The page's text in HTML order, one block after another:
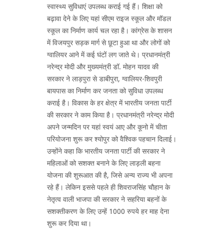
स्वास्थ्य सुविधाएं उपलब्ध कराई गई हैं। शिक्षा को
बढ़ावा देने के लिए यहां सीएम राइज स्कूल और मॉडल
स्कूल का निर्माण कार्य चल रहा है। कांग्रेस के शासन
में विजयपुर सड़क मार्ग से छूटा हुआ था और लोगों को
ग्वालियर आने में कई घंटों लग जाते थे। प्रधानमंत्री
नरेन्द्र मोदी और मुख्यमंत्री डॉ. मोहन यादव की
सरकार ने लाड़पुरा से डाबीपुरा, ग्वालियर-शिवपुरी
बायपास का निर्माण कर जनता को सुविधा उपलब्ध
कराई है। विकास के हर क्षेत्र में भारतीय जनता पार्टी
की सरकार ने काम किया है। प्रधानमंत्री नरेन्द्र मोदी
अपने जन्मदिन पर यहां स्वयं आए और कूनो में चीता
परियोजना शुरू कर श्योपुर को वैश्विक पहचान दिलाई।
उन्होंने कहा कि भारतीय जनता पार्टी की सरकार ने
महिलाओं को सशक्त बनाने के लिए लाड़ली बहना
योजना की शुरूआत की है, जिसे अन्य राज्य भी अपना
रहे हैं। लेकिन इससे पहले ही शिवराजसिंह चौहान के
नेतृत्व वाली भाजपा की सरकार ने सहरिया बहनों के
सशक्तीकरण के लिए उन्हें 1000 रुपये हर माह देना
शुरू कर दिया था।